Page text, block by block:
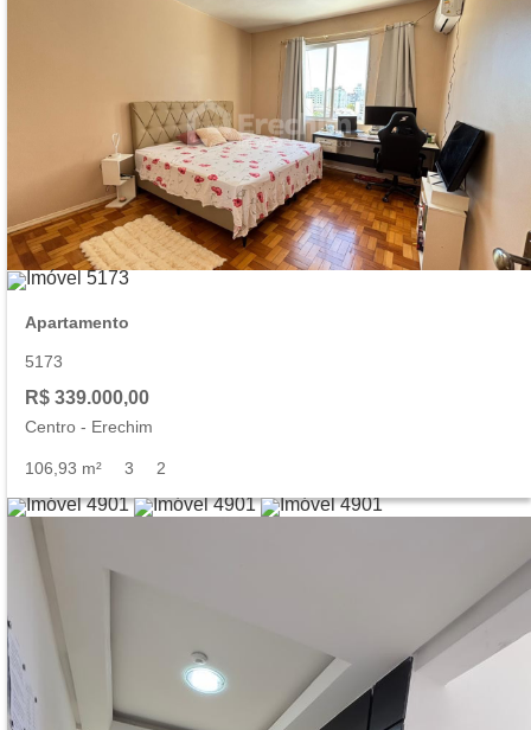
Apartamento
5173
R$ 339.000,00
Centro - Erechim
106,93 m² 3 2